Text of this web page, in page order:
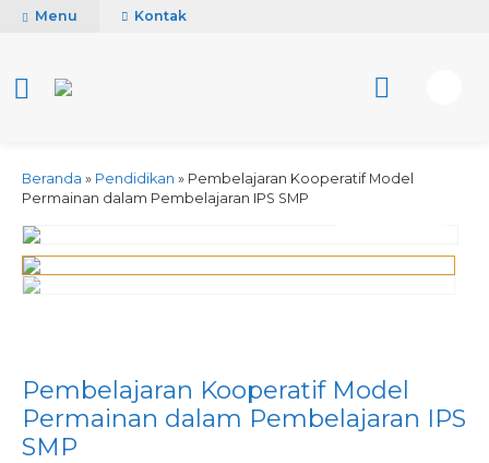
Menu Kontak
Beranda » Pendidikan » Pembelajaran Kooperatif Model
Permainan dalam Pembelajaran IPS SMP
Pembelajaran Kooperatif Model
Permainan dalam Pembelajaran IPS
SMP